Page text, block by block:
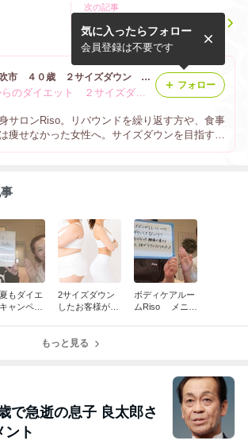
次の記事
施術をしながら食事を整えた
お客様の足を引っ張っていた
行動とは…
山梨｜笛吹市 ４０歳 ２サイズダウン ボディケアルームRiso エステでダイエット
サロンRiso。リバウンドを繰り返す方や、食事
痩せなかった女性へ。サイズダウンを目指す痩
情報、お客様の変化を発信しています。
気に入ったらフォロー
会員登録は不要です
フォロー
もダイエ
ャンペー
2サイズダウン
したお客様が意
ボディケアルー
ムRiso メニュ
もっと見る
で急逝の息子 良太郎さ
ント